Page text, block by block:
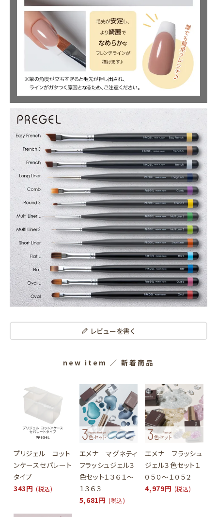
レビューを書く
new item ／ 新着商品
プリジェル コット
ンケースセパレート
タイプ
343円 (税込)
エメナ マグネティ
フラッシュジェル３
色セット１３６１～
１３６３
5,681円 (税込)
エメナ フラッシュ
ジェル３色セット１
０５０～１０５２
4,979円 (税込)